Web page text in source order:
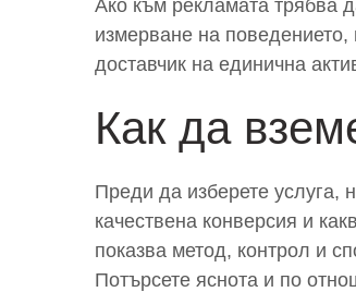
Ако към рекламата трябва
измерване на поведението,
доставчик на единична
Как да
Преди да изберете услуга,
качествена конверсия и
показва метод, контрол и
Потърсете яснота и по